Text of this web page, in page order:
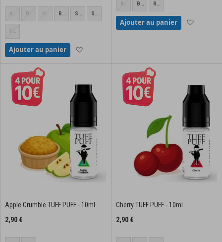
Arabesque
Blue
Butterfly
Honeycomb Rabbit Samurai
Space
Women
Teddy
Bear
Ajouter au panier
Blue Black Red
Ajouter au panier
Apple Crumble TUFF PUFF - 10ml
2,90 €
Cherry TUFF PUFF - 10ml
2,90 €